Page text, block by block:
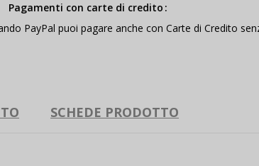
Pagamenti con carte di credito
PayPal puoi pagare anche con Carte di Credito
SCHEDE PRODOTTO